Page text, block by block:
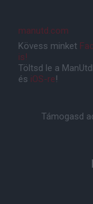
manutd.com
Kövess minket
is!
Töltsd le a
és iOS-re!
Támogasd